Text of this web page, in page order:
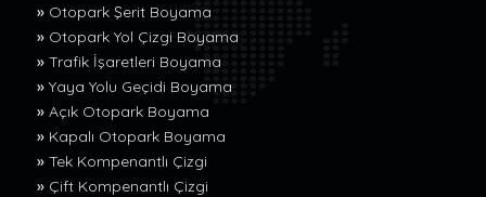
» Otopark Şerit Boyama
» Otopark Yol Çizgi Boyama
» Trafik İşaretleri Boyama
» Yaya Yolu Geçidi Boyama
» Açık Otopark Boyama
» Kapalı Otopark Boyama
» Tek Kompenantlı Çizgi
» Çift Kompenantlı Çizgi